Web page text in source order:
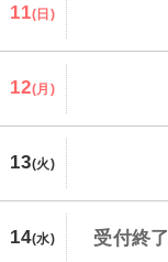
11(日)
12(月)
13(火)
14(水) 受付終了